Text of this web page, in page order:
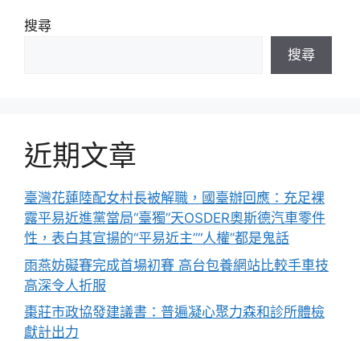
搜尋
搜尋
近期文章
臺灣花蓮陸配女村長被解職，國臺辦回應：充足裸
露平易近進黨當局“臺獨”天OSDER奧斯德汽車零件
性，表白其宣揚的“平易近主”“人權”都是鬼話
雨燕妨礙賽完成首場初賽 高台包養網站比較手車技
高深令人折服
棗莊市政協發建議書：普遍凝心聚力森和診所體檢
獻計出力